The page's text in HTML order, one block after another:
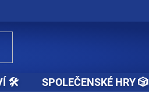
🛠️ SPOLEČENSKÉ HRY 🎲